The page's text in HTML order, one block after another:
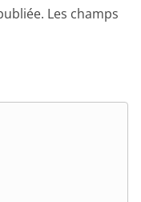
Les champs